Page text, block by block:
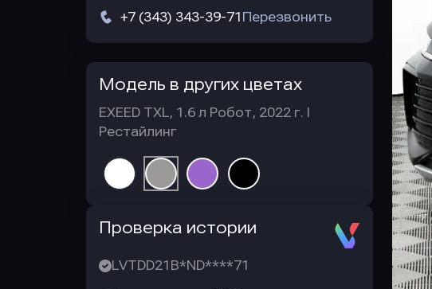
+7 (343) 343-39-71 Перезвонить
Модель в других цветах
EXEED TXL, 1.6 л Робот, 2022 г. I
Рестайлинг
Проверка истории
LVTDD21B*ND****71